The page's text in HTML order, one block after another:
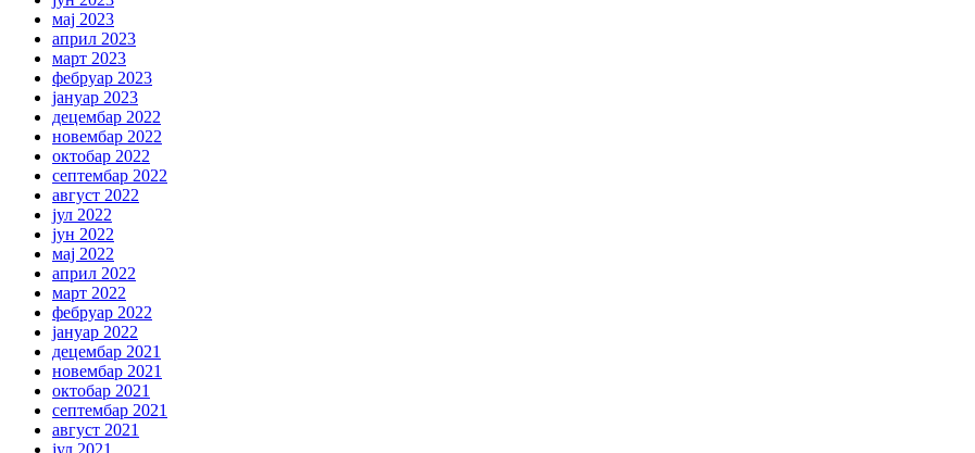
мај 2023
април 2023
март 2023
фебруар 2023
јануар 2023
децембар 2022
новембар 2022
октобар 2022
септембар 2022
август 2022
јул 2022
јун 2022
мај 2022
април 2022
март 2022
фебруар 2022
јануар 2022
децембар 2021
новембар 2021
октобар 2021
септембар 2021
август 2021
јул 2021